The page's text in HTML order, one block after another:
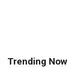
Trending Now